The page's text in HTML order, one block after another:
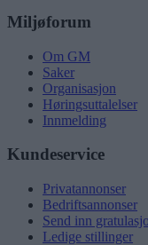
Miljøforum
Om GM
Saker
Organisasjon
Høringsuttalelser
Innmelding
Kundeservice
Privatannonser
Bedriftsannonser
Send inn
Ledige stillinger